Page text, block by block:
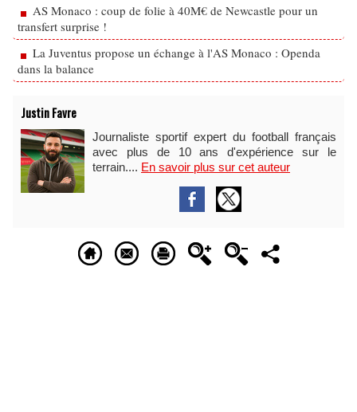
AS Monaco : coup de folie à 40M€ de Newcastle pour un
transfert surprise !
La Juventus propose un échange à l'AS Monaco : Openda
dans la balance
Justin Favre
Journaliste sportif expert du football français
avec plus de 10 ans d'expérience sur le
terrain.... En savoir plus sur cet auteur